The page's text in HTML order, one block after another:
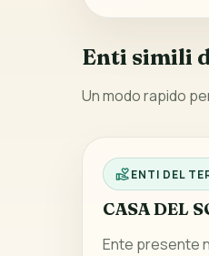
Enti simili
Un modo rapido
ENTI DEL
CASA DEL
Ente presente